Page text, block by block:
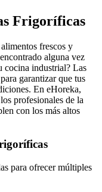
Frigoríficas
frescos y
alguna vez
cocina industrial? Las
garantizar que tus
En eHoreka,
profesionales de la
con los más altos
para ofrecer múltiples